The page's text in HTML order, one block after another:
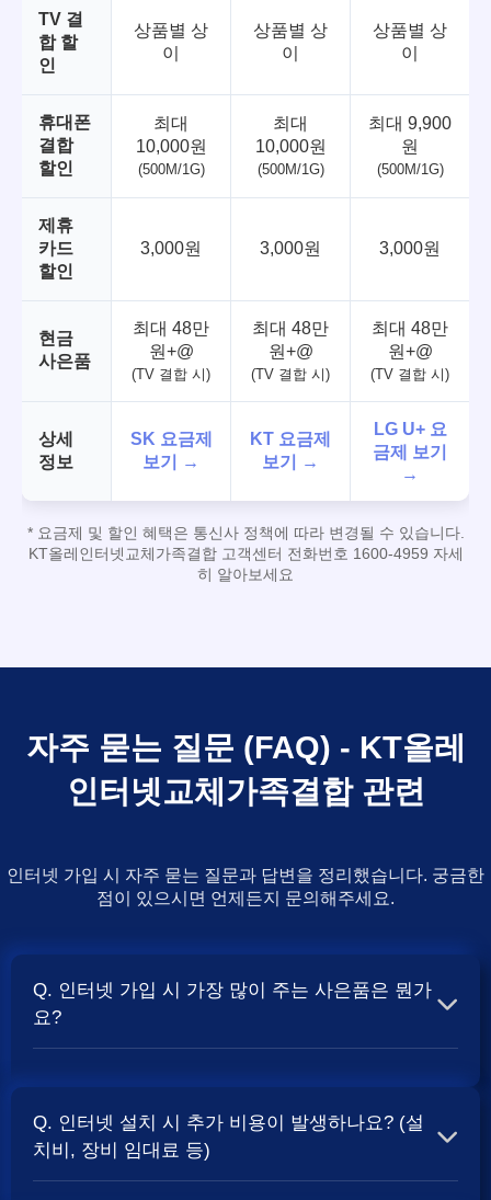
TV 결
합 할
인
상품별 상
이
상품별 상
이
상품별 상
이
휴대폰
결합
할인
최대
10,000원
(500M/1G)
최대
10,000원
(500M/1G)
최대 9,900
원
(500M/1G)
제휴
카드
할인
3,000원 3,000원 3,000원
현금
사은품
최대 48만
원+@
(TV 결합 시)
최대 48만
원+@
(TV 결합 시)
최대 48만
원+@
(TV 결합 시)
상세
정보
SK 요금제
보기 →
KT 요금제
보기 →
LG U+ 요
금제 보기
→
* 요금제 및 할인 혜택은 통신사 정책에 따라 변경될 수 있습니다.
KT올레인터넷교체가족결합 고객센터 전화번호 1600-4959 자세
히 알아보세요
자주 묻는 질문 (FAQ) - KT올레
인터넷교체가족결합 관련
인터넷 가입 시 자주 묻는 질문과 답변을 정리했습니다. 궁금한
점이 있으시면 언제든지 문의해주세요.
Q. 인터넷 가입 시 가장 많이 주는 사은품은 뭔가
요?
보통 500Mbps 또는 1Gbps 인터넷을 TV와 결합하여 가입
할 때 현금 사은품및 상품권 혜택이 더 크게 지급되는 경향
Q. 인터넷 설치 시 추가 비용이 발생하나요? (설
치비, 장비 임대료 등)